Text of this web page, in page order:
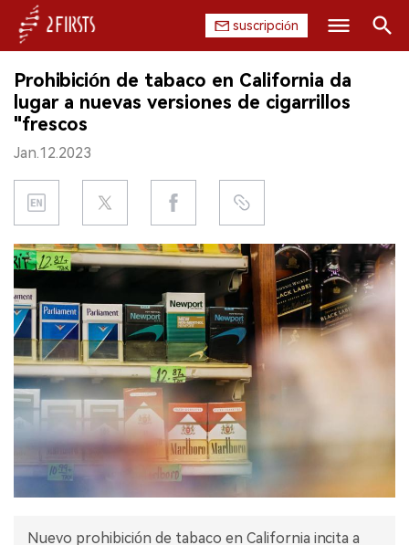
suscripción
INICIO
EMPRESA
PRODUCTO
REGULACIÓN
CHINA
DATOS
EXPOSICIÓN
ENTREVISTA
Buscar
Prohibición de tabaco en California da
lugar a nuevas versiones de cigarrillos
"frescos
Jan.12.2023
Nuevo prohibición de tabaco en California incita a